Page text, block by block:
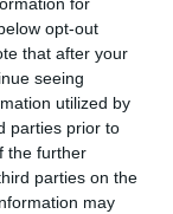
opt-out
that after your
seeing
utilized by
parties prior to
the further
parties on the
may